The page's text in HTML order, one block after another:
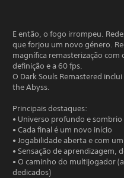
E então, o fogo irrompeu.
que forjou um novo género.
magnífica remasterização com
definição e a 60 fps.
O Dark Souls Remastered
the Abyss.
Principais destaques:
• Universo profundo e sombrio
• Cada final é um novo início
• Jogabilidade aberta e com
• Sensação de aprendizagem,
• O caminho do multijogador
dedicados)